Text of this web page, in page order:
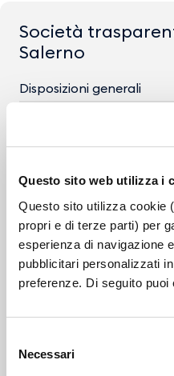
Questo sito web utilizza i
Questo sito utilizza cookie
propri e di terze parti) per
esperienza di navigazione
pubblicitari personalizzati
preferenze. Di seguito
delNecessari
Società
Salerno
Disposizioni generali
Personale
Dirigenti
Dotazione organica
Incarichi conferiti e